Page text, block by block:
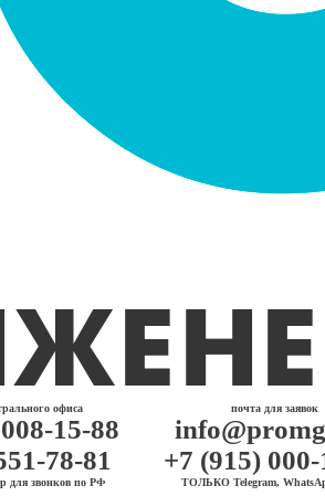
офиса
15-88
78-81
для звонков по РФ
почта для заявок
+7 (915)
ТОЛЬКО Telegram,